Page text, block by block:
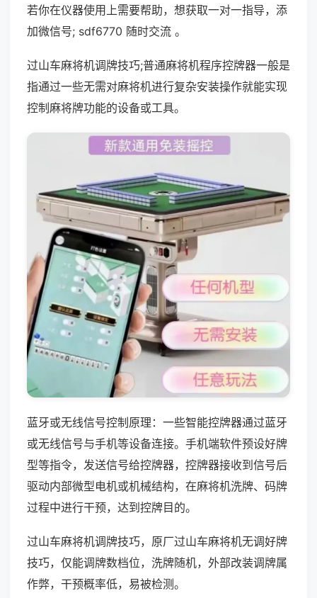
若你在仪器使用上需要帮助，想获取一对一指导，添
加微信号; sdf6770 随时交流 。
过山车麻将机调牌技巧;普通麻将机程序控牌器一般是
指通过一些无需对麻将机进行复杂安装操作就能实现
控制麻将牌功能的设备或工具。
蓝牙或无线信号控制原理：一些智能控牌器通过蓝牙
或无线信号与手机等设备连接。手机端软件预设好牌
型等指令，发送信号给控牌器，控牌器接收到信号后
驱动内部微型电机或机械结构，在麻将机洗牌、码牌
过程中进行干预，达到控牌目的。
过山车麻将机调牌技巧，原厂过山车麻将机无调好牌
技巧，仅能调牌数档位，洗牌随机，外部改装调牌属
作弊，干预概率低，易被检测。